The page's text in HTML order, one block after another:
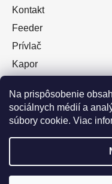
Na prispôsobenie
sociálnych médií a
súbory cookie. Viac
Kontakt
Feeder
Prívlač
Kapor
Plávaná
Muškárina
Vytvoril